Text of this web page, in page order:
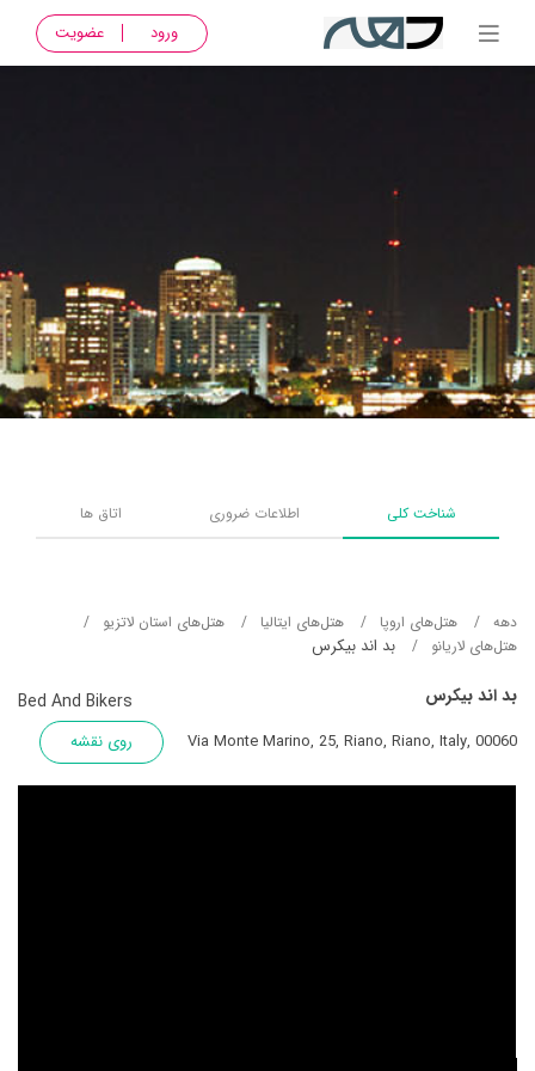
ورود عضویت
شناخت کلی اطلاعات ضروری اتاق ها
دهه هتل‌های اروپا هتل‌های ایتالیا
هتل‌های استان لاتزیو
هتل‌های لاریانو
بد اند بیکرس
بد اند بیکرس Bed And Bikers
Via Monte Marino, 25, Riano, Riano, Italy, 00060 روی نقشه